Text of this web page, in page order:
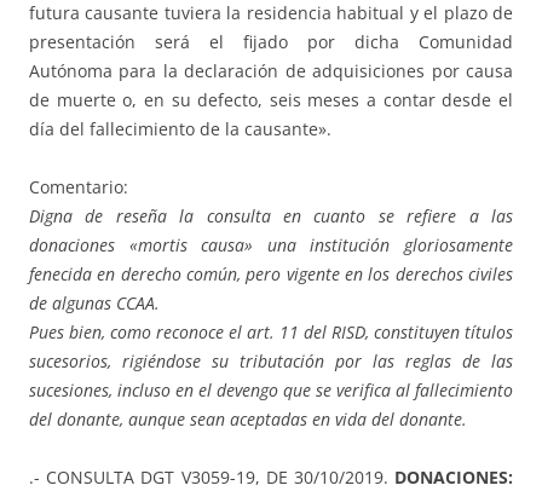
futura causante tuviera la residencia habitual y el plazo de
presentación será el fijado por dicha Comunidad
Autónoma para la declaración de adquisiciones por causa
de muerte o, en su defecto, seis meses a contar desde el
día del fallecimiento de la causante».
Comentario:
Digna de reseña la consulta en cuanto se refiere a las
donaciones «mortis causa» una institución gloriosamente
fenecida en derecho común, pero vigente en los derechos civiles
de algunas CCAA.
Pues bien, como reconoce el art. 11 del RISD, constituyen títulos
sucesorios, rigiéndose su tributación por las reglas de las
sucesiones, incluso en el devengo que se verifica al fallecimiento
del donante, aunque sean aceptadas en vida del donante.
.- CONSULTA DGT V3059-19, DE 30/10/2019. DONACIONES: